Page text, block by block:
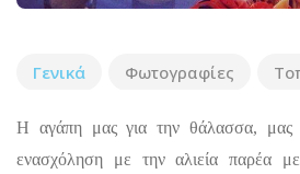
Γενικά Φωτογραφίες
Η αγάπη μας για την θάλασσα, μας
ενασχόληση με την αλιεία παρέα